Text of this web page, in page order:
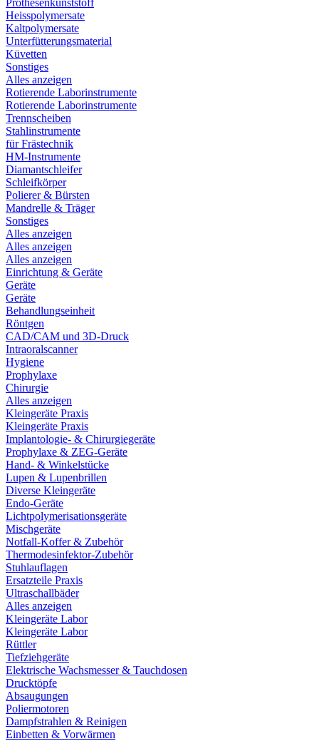
Prothesenkunststoff
Heisspolymersate
Kaltpolymersate
Unterfütterungsmaterial
Küvetten
Sonstiges
Alles anzeigen
Rotierende Laborinstrumente
Rotierende Laborinstrumente
Trennscheiben
Stahlinstrumente
für Frästechnik
HM-Instrumente
Diamantschleifer
Schleifkörper
Polierer & Bürsten
Mandrelle & Träger
Sonstiges
Alles anzeigen
Alles anzeigen
Alles anzeigen
Einrichtung & Geräte
Geräte
Geräte
Behandlungseinheit
Röntgen
CAD/CAM und 3D-Druck
Intraoralscanner
Hygiene
Prophylaxe
Chirurgie
Alles anzeigen
Kleingeräte Praxis
Kleingeräte Praxis
Implantologie- & Chirurgiegeräte
Prophylaxe & ZEG-Geräte
Hand- & Winkelstücke
Lupen & Lupenbrillen
Diverse Kleingeräte
Endo-Geräte
Lichtpolymerisationsgeräte
Mischgeräte
Notfall-Koffer & Zubehör
Thermodesinfektor-Zubehör
Stuhlauflagen
Ersatzteile Praxis
Ultraschallbäder
Alles anzeigen
Kleingeräte Labor
Kleingeräte Labor
Rüttler
Tiefziehgeräte
Elektrische Wachsmesser & Tauchdosen
Drucktöpfe
Absaugungen
Poliermotoren
Dampfstrahlen & Reinigen
Einbetten & Vorwärmen